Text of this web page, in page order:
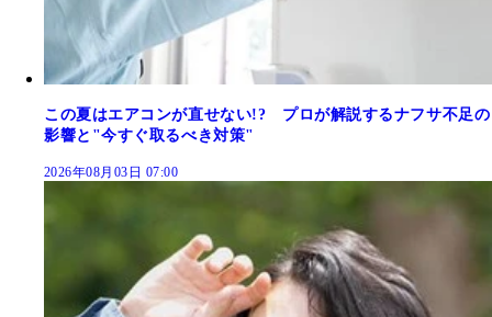
この夏はエアコンが直せない!? プロが解説するナフサ不足の
影響と"今すぐ取るべき対策"
2026年08月03日 07:00